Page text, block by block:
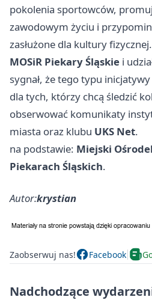
pokolenia sportowców,
zawodowym życiu i
zasłużone dla kultury
MOSiR Piekary Śląskie i
sygnał, że tego typu
dla tych, którzy chcą śledzić
obserwować komunikaty
miasta oraz klubu UKS Net.
na podstawie: Miejski
Piekarach Śląskich.
Autor:krystian
Zaobserwuj nas! Facebook
Nadchodzące